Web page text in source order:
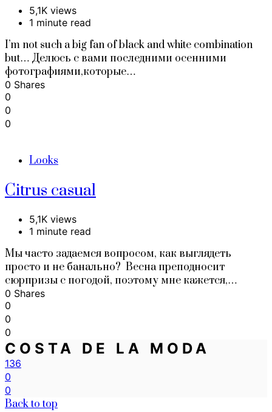
5,1K views
1 minute read
I’m not such a big fan of black and white combination
but… Делюсь с вами последними осенними
фотографиями,которые…
0 Shares
0
0
0
Looks
Citrus casual
5,1K views
1 minute read
Мы часто задаемся вопросом, как выглядеть
просто и не банально? Весна преподносит
сюрпризы с погодой, поэтому мне кажется,…
0 Shares
0
0
0
COSTA DE LA MODA
136
0
0
Back to top